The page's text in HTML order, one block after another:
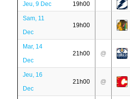
Jeu, 9 Dec 19h00
Sam, 11
Dec
19h00
Mar, 14
Dec
21h00 @
Jeu, 16
Dec
21h00 @